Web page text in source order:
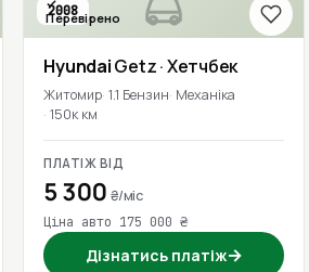
2008
Перевірено
HyundaiGetz· Хетчбек
Житомир 1.1 Бензин Механіка
150к км
ПЛАТІЖ ВІД
5 300 ₴/міс
Ціна авто 175 000 ₴
Дізнатись платіж→